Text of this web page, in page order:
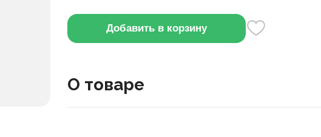
Добавить в корзину
О товаре